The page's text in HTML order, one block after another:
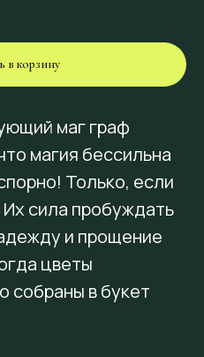
в корзину
маг граф
магия бессильна
Только, если
сила пробуждать
и прощение
цветы
собраны в букет